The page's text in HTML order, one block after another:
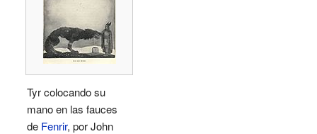
Tyr colocando su
mano en las fauces
de Fenrir, por John